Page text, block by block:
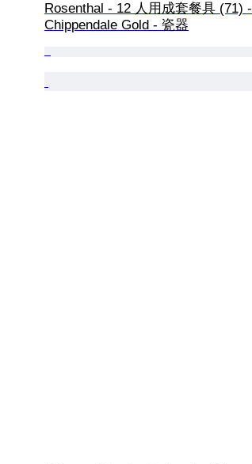
Rosenthal - 12 人用成套餐具 (71) -
Chippendale Gold - 瓷器